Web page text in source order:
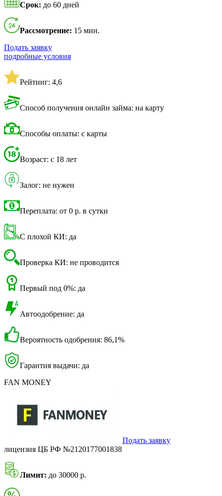
Срок: до 60 дней
Рассмотрение: 15 мин.
Подать заявку
подробные условия
Рейтинг: 4,6
Способ получения онлайн займа: на карту
Способы оплаты: с карты
Возраст: с 18 лет
Залог: не нужен
Переплата: от 0 р. в сутки
С плохой КИ: да
Проверка КИ: не проводится
Первый под 0%: да
Автоодобрение: да
Вероятность одобрения: 86,1%
Гарантия выдачи: да
FAN MONEY
Подать заявку
лицензия ЦБ РФ №2120177001838
Лимит: до 30000 р.